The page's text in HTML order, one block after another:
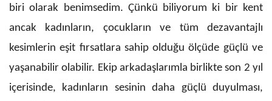
biri olarak benimsedim. Çünkü biliyorum ki bir kent
ancak kadınların, çocukların ve tüm dezavantajlı
kesimlerin eşit fırsatlara sahip olduğu ölçüde güçlü ve
yaşanabilir olabilir. Ekip arkadaşlarımla birlikte son 2 yıl
içerisinde, kadınların sesinin daha güçlü duyulması,